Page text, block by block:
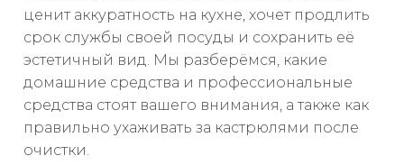
ценит аккуратность на кухне, хочет продлить
срок службы своей посуды и сохранить её
эстетичный вид. Мы разберёмся, какие
домашние средства и профессиональные
средства стоят вашего внимания, а также как
правильно ухаживать за кастрюлями после
очистки.